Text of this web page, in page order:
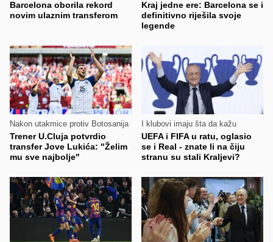
Barcelona oborila rekord
novim ulaznim transferom
Kraj jedne ere: Barcelona se i
definitivno riješila svoje
legende
Nakon utakmice protiv Botosanija
Trener U.Cluja potvrdio
transfer Jove Lukića: "Želim
mu sve najbolje"
I klubovi imaju šta da kažu
UEFA i FIFA u ratu, oglasio
se i Real - znate li na čiju
stranu su stali Kraljevi?